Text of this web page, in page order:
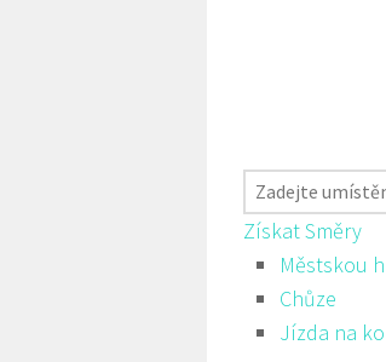
Získat Směry
Městskou
Chůze
Jízda na